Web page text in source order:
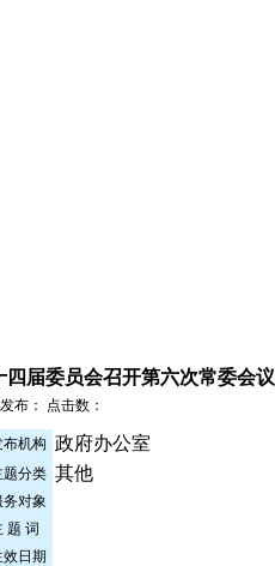
四届委员会召开第六次常委会议
布： 点击数：
布机构 政府办公室
题分类 其他
务对象
题 词
效日期